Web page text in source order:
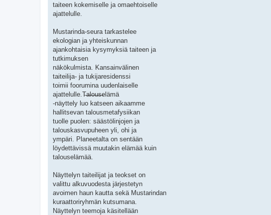
taiteen kokemiselle ja omaehtoiselle
ajattelulle.
Mustarinda-seura tarkastelee
ekologian ja yhteiskunnan
ajankohtaisia kysymyksiä taiteen ja
tutkimuksen
näkökulmista. Kansainvälinen
taiteilija- ja tukijaresidenssi
toimii foorumina uudenlaiselle
ajattelulle.T̶a̶l̶o̶u̶s̶elämä
-näyttely luo katseen aikaamme
hallitsevan talousmetafysiikan
tuolle puolen: säästölinjojen ja
talouskasvupuheen yli, ohi ja
ympäri. Planeetalta on sentään
löydettävissä muutakin elämää kuin
talouselämää.
Näyttelyn taiteilijat ja teokset on
valittu alkuvuodesta järjestetyn
avoimen haun kautta sekä Mustarindan
kuraattoriryhmän kutsumana.
Näyttelyn teemoja käsitellään